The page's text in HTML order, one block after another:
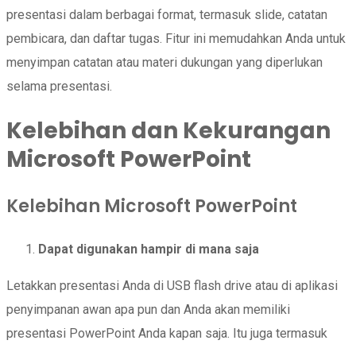
presentasi dalam berbagai format, termasuk slide, catatan
pembicara, dan daftar tugas. Fitur ini memudahkan Anda untuk
menyimpan catatan atau materi dukungan yang diperlukan
selama presentasi.
Kelebihan dan Kekurangan
Microsoft PowerPoint
Kelebihan Microsoft PowerPoint
Dapat digunakan hampir di mana saja
Letakkan presentasi Anda di USB flash drive atau di aplikasi
penyimpanan awan apa pun dan Anda akan memiliki
presentasi PowerPoint Anda kapan saja. Itu juga termasuk